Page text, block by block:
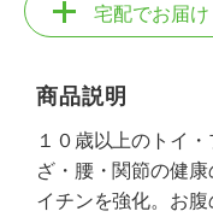
宅配でお届け
商品説明
１０歳以上のトイ
ざ・腰・関節の健
イチンを強化。お腹